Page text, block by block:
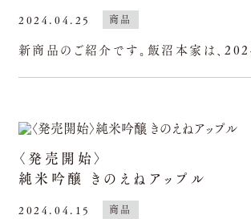
商品
2024.04.25
商品
〈発売開始〉
純米吟醸 きのえねアップル
2024.04.15